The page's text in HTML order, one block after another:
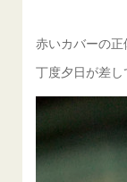
赤いカバーの
丁度夕日が差